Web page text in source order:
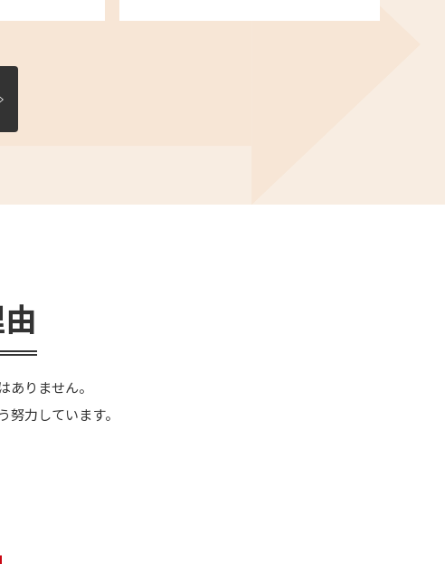
りません。
力しています。